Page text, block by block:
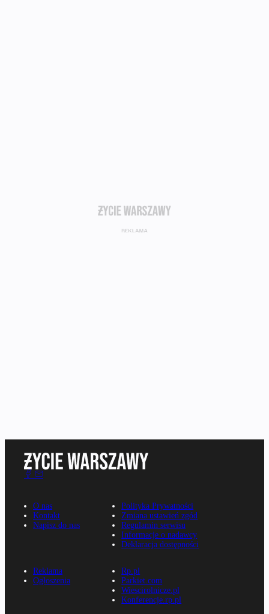
O nas
Kontakt
Napisz do nas
Polityka Prywatności
Zmiana ustawień zgód
Regulamin serwisu
Informacje o nadawcy
Deklaracja dostępności
Reklama
Ogłoszenia
Rp.pl
Parkiet.com
Wiescirolnicze.pl
Konferencje.rp.pl